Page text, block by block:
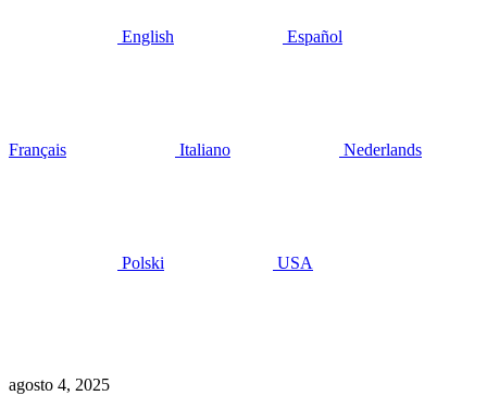
English Español
Français Italiano Nederlands
Polski USA
agosto 4, 2025